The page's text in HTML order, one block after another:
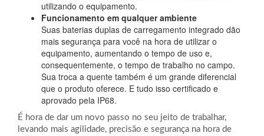
utilizando o equipamento.
Funcionamento em qualquer ambiente
Suas baterias duplas de carregamento integrado dão
mais segurança para você na hora de utilizar o
equipamento, aumentando o tempo de uso e,
consequentemente, o tempo de trabalho no campo.
Sua troca a quente também é um grande diferencial
que o produto oferece. E tudo isso certificado e
aprovado pela IP68.
É hora de dar um novo passo no seu jeito de trabalhar,
levando mais agilidade, precisão e segurança na hora de